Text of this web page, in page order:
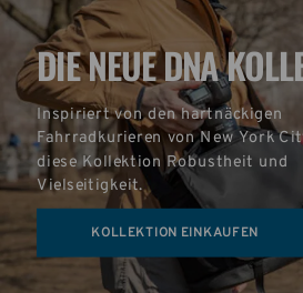
DIE NEUE DNA
Inspiriert von den hartnäckigen
Fahrradkurieren von New York
diese Kollektion Robustheit und
Vielseitigkeit.
KOLLEKTION EINKAUFEN